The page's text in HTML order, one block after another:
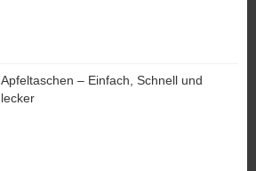
Apfeltaschen – Einfach, Schnell und
lecker